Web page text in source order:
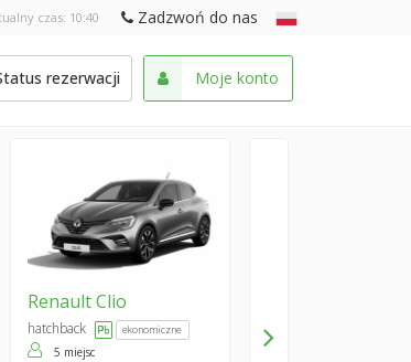
czas: 10:40 Zadzwoń do nas
rezerwacji Moje konto
RenaultClio
hatchback ekonomiczne
5 miejsc